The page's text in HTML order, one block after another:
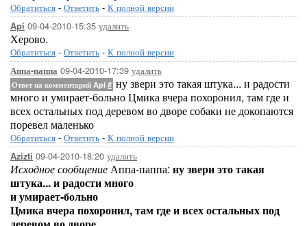
Обратиться - Ответить - К полной версии
Api 09-04-2010-15:35 удалить
Херово.
Обратиться - Ответить - К полной версии
Аппа-паппа 09-04-2010-17:39 удалить
Ответ на комментарий Api # ну звери это такая штука... и радости
много и умирает-больно Цмика вчера похоронил, там где и
всех остальных под деревом во дворе собаки не докопаются
поревел маленько
Обратиться - Ответить - К полной версии
Azizti 09-04-2010-18:20 удалить
Исходное сообщениеАппа-паппа: ну звери это такая
штука... и радости много
и умирает-больно
Цмика вчера похоронил, там где и всех остальных под